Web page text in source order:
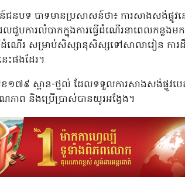
ជនបទ បាទមានប្រសាសន៍ថា៖ ការសាងសង់ផ្លូវ
ការលំបាកក្នុងការធ្វើដំណើរនាពេលកន្លងមក
ើដំណើរ សម្រាប់សិស្សានុសិស្សទៅសាលារៀន ក
ះផងដែរ។
១៧៩ ស្ពាន-ថ្នល់ ដែលទទួលការសាងសង់ផ្លូវបេ
ភាព និងប្រើប្រាស់បានយូរអង្វែង។